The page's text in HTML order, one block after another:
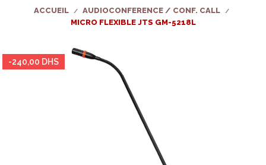
ACCUEIL
AUDIOCONFERENCE / CONF. CALL
MICRO FLEXIBLE JTS GM-5218L
-240,00 DHS